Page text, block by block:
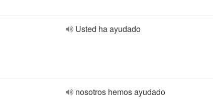
Usted ha ayudado
nosotros hemos ayudado